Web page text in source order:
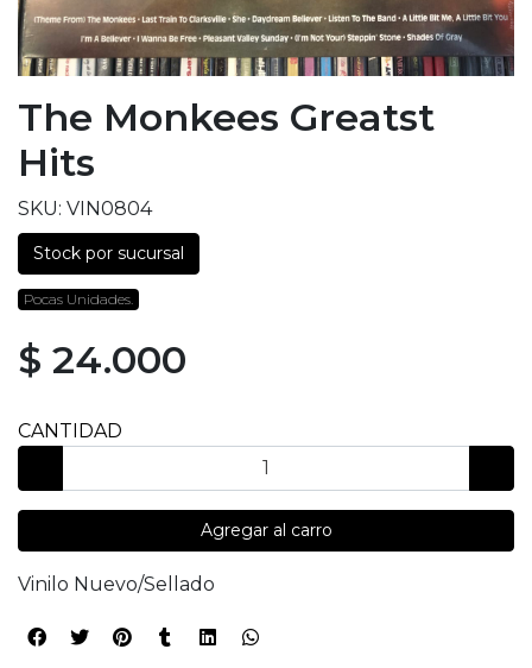
The Monkees Greatst
Hits
SKU: VIN0804
Stock por sucursal
Pocas Unidades.
$ 24.000
CANTIDAD
Agregar al carro
Vinilo Nuevo/Sellado